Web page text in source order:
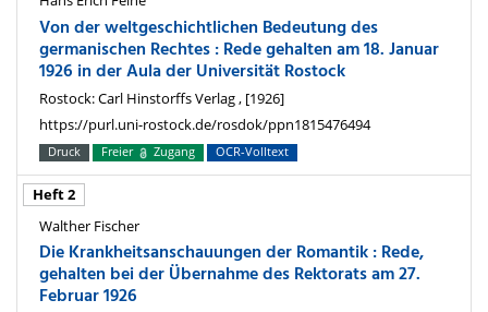
Von der weltgeschichtlichen Bedeutung des
germanischen Rechtes : Rede gehalten am 18. Januar
1926 in der Aula der Universität Rostock
Rostock: Carl Hinstorffs Verlag , [1926]
https://purl.uni-rostock.de/rosdok/ppn1815476494
Druck Freier Zugang OCR-Volltext
Heft 2
Walther Fischer
Die Krankheitsanschauungen der Romantik : Rede,
gehalten bei der Übernahme des Rektorats am 27.
Februar 1926